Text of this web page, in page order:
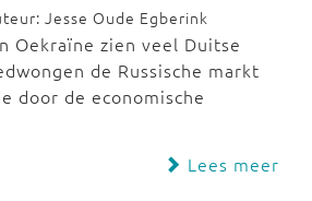
Jesse Oude Egberink
Oekraïne zien veel Duitse
de Russische markt
door de economische
Lees meer